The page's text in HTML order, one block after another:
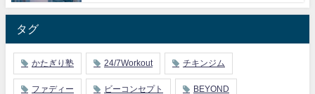
タグ
かたぎり塾 24/7Workout チキンジム
ファディー ビーコンセプト BEYOND